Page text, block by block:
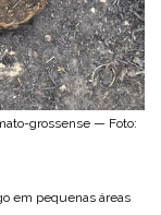
grossense — Foto:
em pequenas áreas